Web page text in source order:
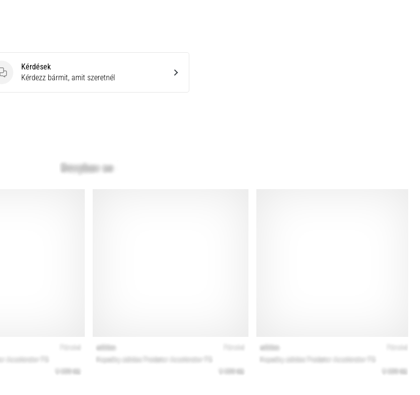
Kérdések
Kérdések
Kérdezz bármit, amit szeretnél